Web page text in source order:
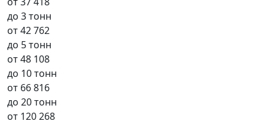
до 3 тонн
от42 762
до 5 тонн
от48 108
до 10 тонн
от 66 816
до 20 тонн
от 120 268